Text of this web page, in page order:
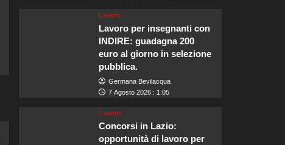
Lavoro
Lavoro per insegnanti con
INDIRE: guadagna 200
euro al giorno in selezione
pubblica.
Germana Bevilacqua
7 Agosto 2026 : 1:05
Lavoro
Concorsi in Lazio:
opportunità di lavoro per